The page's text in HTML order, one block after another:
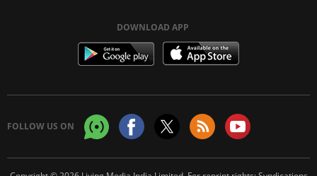
DOWNLOAD APP
FOLLOW US ON